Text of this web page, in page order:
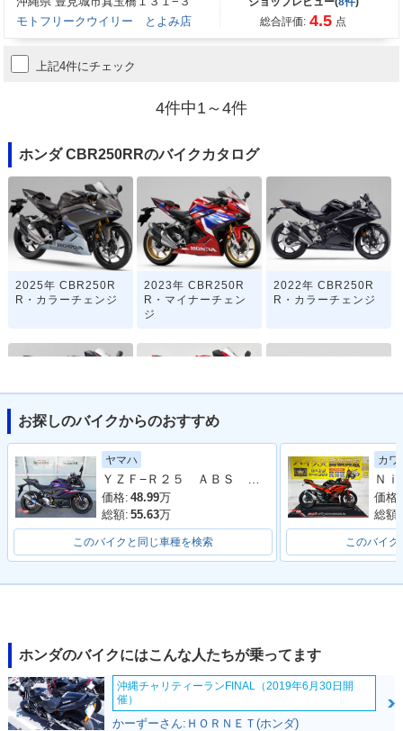
モトフリークウイリー とよみ店
総合評価: 4.5 点
上記4件にチェック
4件中1～4件
ホンダ CBR250RRのバイクカタログ
2025年 CBR250R
R・カラーチェンジ
2023年 CBR250R
R・マイナーチェン
ジ
2022年 CBR250R
R・カラーチェンジ
2020年 CBR250R
R・マイナーチェン
ジ
ジ
R・カラーチェンジ
お探しのバイクからのおすすめ
ヤマハ
ＹＺＦ−Ｒ２５ ＡＢＳ ２０２３年モデル ＲＧ７４Ｊ ＷＲ’Ｓマフラー
価格: 48.99万
総額: 55.63万
このバイクと同じ車種を検索
カワ
価格:
総額:
このバイク
ホンダのバイクにはこんな人たちが乗ってます
沖縄チャリティーランFINAL（2019年6月30日開
催）
かーずーさん:ＨＯＲＮＥＴ(ホンダ)